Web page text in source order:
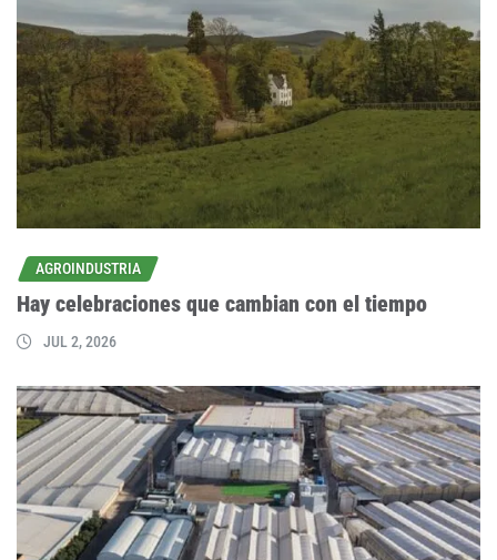
AGROINDUSTRIA
Hay celebraciones que cambian con el tiempo
JUL 2, 2026